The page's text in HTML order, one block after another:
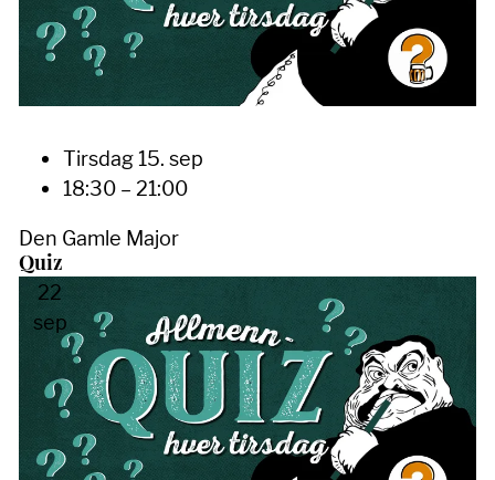
Tirsdag 15. sep
18:30 – 21:00
Den Gamle Major
Quiz
22
sep